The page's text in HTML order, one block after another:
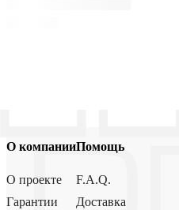
О компании
О проекте
Гарантии
Помощь
F.A.Q.
Доставка